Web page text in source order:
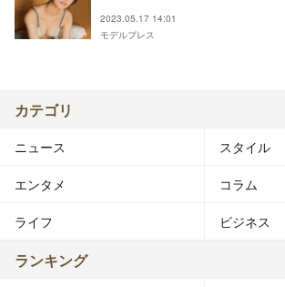
2023.05.17 14:01
モデルプレス
カテゴリ
ニュース スタイル
エンタメ コラム
ライフ ビジネス
ランキング